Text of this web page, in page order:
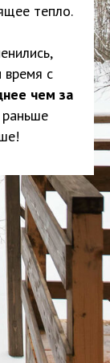
тепло.
время с
чем за